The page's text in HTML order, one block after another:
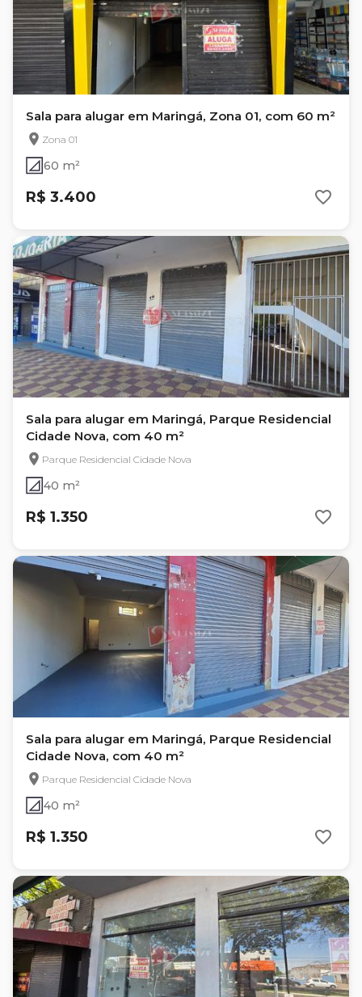
Sala para alugar em Maringá, Zona 01, com 60 m²
Zona 01
60 m²
R$ 3.400
Sala para alugar em Maringá, Parque Residencial
Cidade Nova, com 40 m²
Parque Residencial Cidade Nova
40 m²
R$ 1.350
Sala para alugar em Maringá, Parque Residencial
Cidade Nova, com 40 m²
Parque Residencial Cidade Nova
40 m²
R$ 1.350